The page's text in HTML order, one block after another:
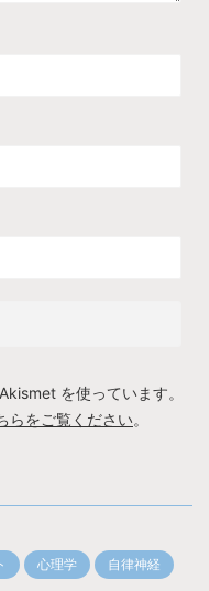
を使っています。
らをご覧ください。
心理学 自律神経